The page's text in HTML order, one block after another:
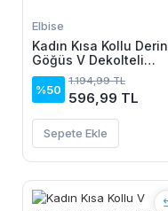
Elbise
Kadın Kısa Kollu Derin
Göğüs V Dekolteli
önden Düğmeli Leopar
Desenli Kısa Süprem
Elbise
%50
1.194,99 TL
596,99 TL
Sepete Ekle